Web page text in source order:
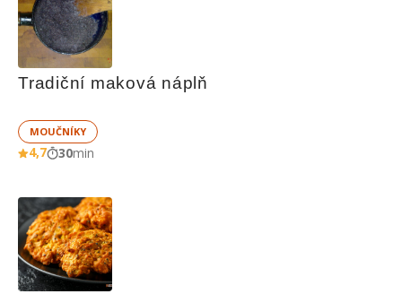
Tradiční maková náplň
MOUČNÍKY
4,7 30min